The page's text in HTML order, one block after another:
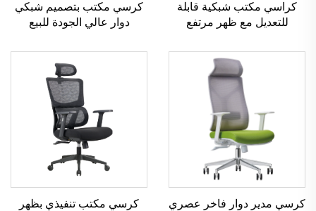
كراسي مكتب شبكية قابلة
للتعديل مع ظهر مرتفع
لكرسي مكتب الكمبيوتر
كرسي مكتب بتصميم شبكي
دوار عالي الجودة للبيع
بلاستيكي مريح
كرسي مدير دوار فاخر عصري
كرسي مكتب تنفيذي بظهر